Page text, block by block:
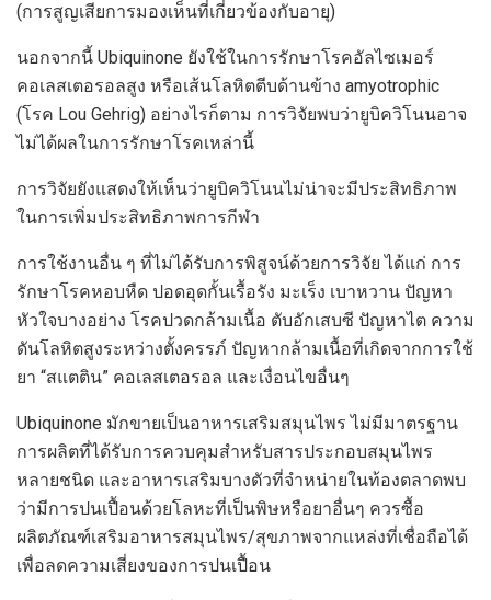
(การสูญเสียการมองเห็นที่เกี่ยวข้องกับอายุ)
นอกจากนี้ Ubiquinone ยังใช้ในการรักษาโรคอัลไซเมอร์
คอเลสเตอรอลสูง หรือเส้นโลหิตตีบด้านข้าง amyotrophic
(โรค Lou Gehrig) อย่างไรก็ตาม การวิจัยพบว่ายูบิควิโนนอาจ
ไม่ได้ผลในการรักษาโรคเหล่านี้
การวิจัยยังแสดงให้เห็นว่ายูบิควิโนนไม่น่าจะมีประสิทธิภาพ
ในการเพิ่มประสิทธิภาพการกีฬา
การใช้งานอื่น ๆ ที่ไม่ได้รับการพิสูจน์ด้วยการวิจัย ได้แก่ การ
รักษาโรคหอบหืด ปอดอุดกั้นเรื้อรัง มะเร็ง เบาหวาน ปัญหา
หัวใจบางอย่าง โรคปวดกล้ามเนื้อ ตับอักเสบซี ปัญหาไต ความ
ดันโลหิตสูงระหว่างตั้งครรภ์ ปัญหากล้ามเนื้อที่เกิดจากการใช้
ยา “สแตติน” คอเลสเตอรอล และเงื่อนไขอื่นๆ
Ubiquinone มักขายเป็นอาหารเสริมสมุนไพร ไม่มีมาตรฐาน
การผลิตที่ได้รับการควบคุมสำหรับสารประกอบสมุนไพร
หลายชนิด และอาหารเสริมบางตัวที่จำหน่ายในท้องตลาดพบ
ว่ามีการปนเปื้อนด้วยโลหะที่เป็นพิษหรือยาอื่นๆ ควรซื้อ
ผลิตภัณฑ์เสริมอาหารสมุนไพร/สุขภาพจากแหล่งที่เชื่อถือได้
เพื่อลดความเสี่ยงของการปนเปื้อน